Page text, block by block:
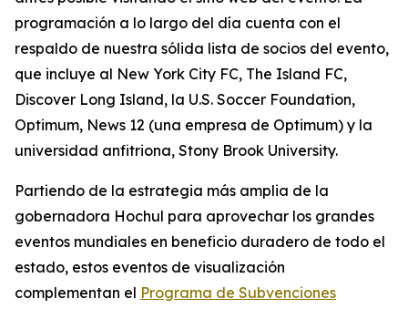
programación a lo largo del día cuenta con el
respaldo de nuestra sólida lista de socios del evento,
que incluye al New York City FC, The Island FC,
Discover Long Island, la U.S. Soccer Foundation,
Optimum, News 12 (una empresa de Optimum) y la
universidad anfitriona, Stony Brook University.
Partiendo de la estrategia más amplia de la
gobernadora Hochul para aprovechar los grandes
eventos mundiales en beneficio duradero de todo el
estado, estos eventos de visualización
complementan el Programa de Subvenciones